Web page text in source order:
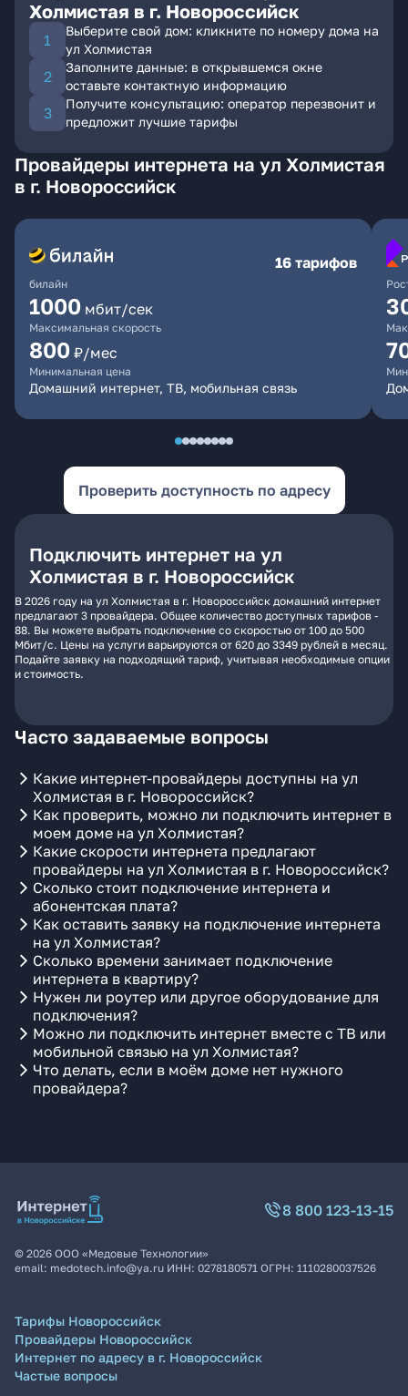
Холмистая в г. Новороссийск
Выберите свой дом: кликните по номеру дома на
ул Холмистая
Заполните данные: в открывшемся окне
оставьте контактную информацию
Получите консультацию: оператор перезвонит и
предложит лучшие тарифы
Провайдеры интернета на ул Холмистая
в г. Новороссийск
билайн
16 тарифов
1000 мбит/сек
Максимальная скорость
800 ₽/мес
Минимальная цена
Домашний интернет, ТВ, мобильная связь
Проверить доступность по адресу
Подключить интернет на ул
Холмистая в г. Новороссийск
В 2026 году на ул Холмистая в г. Новороссийск домашний интернет
предлагают 3 провайдера. Общее количество доступных тарифов -
88. Вы можете выбрать подключение со скоростью от 100 до 500
Мбит/с. Цены на услуги варьируются от 620 до 3349 рублей в месяц.
Подайте заявку на подходящий тариф, учитывая необходимые опции
и стоимость.
Часто задаваемые вопросы
Какие интернет-провайдеры доступны на ул
Холмистая в г. Новороссийск?
Как проверить, можно ли подключить интернет в
моем доме на ул Холмистая?
Какие скорости интернета предлагают
провайдеры на ул Холмистая в г. Новороссийск?
Сколько стоит подключение интернета и
абонентская плата?
Как оставить заявку на подключение интернета
на ул Холмистая?
Сколько времени занимает подключение
интернета в квартиру?
Нужен ли роутер или другое оборудование для
подключения?
Можно ли подключить интернет вместе с ТВ или
мобильной связью на ул Холмистая?
Что делать, если в моём доме нет нужного
провайдера?
8 800 123-13-15
© 2026 ООО «Медовые Технологии»
email: medotech.info@ya.ru ИНН: 0278180571 ОГРН: 1110280037526
Тарифы Новороссийск
Провайдеры Новороссийск
Интернет по адресу в г. Новороссийск
Частые вопросы